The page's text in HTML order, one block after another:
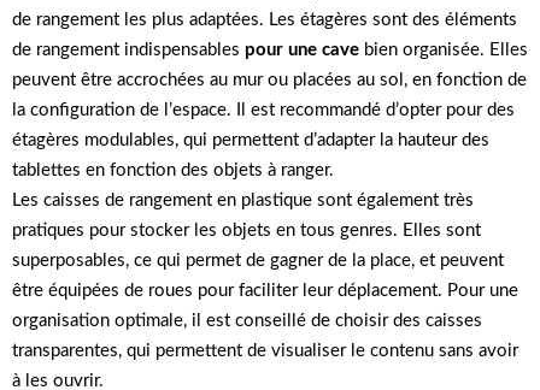
de rangement les plus adaptées. Les étagères sont des éléments
de rangement indispensables pour une cave bien organisée. Elles
peuvent être accrochées au mur ou placées au sol, en fonction de
la configuration de l’espace. Il est recommandé d’opter pour des
étagères modulables, qui permettent d’adapter la hauteur des
tablettes en fonction des objets à ranger.
Les caisses de rangement en plastique sont également très
pratiques pour stocker les objets en tous genres. Elles sont
superposables, ce qui permet de gagner de la place, et peuvent
être équipées de roues pour faciliter leur déplacement. Pour une
organisation optimale, il est conseillé de choisir des caisses
transparentes, qui permettent de visualiser le contenu sans avoir
à les ouvrir.